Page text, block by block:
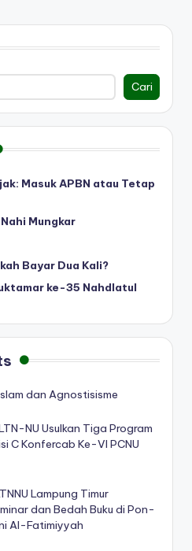
Cari
Masuk APBN atau Tetap
Mungkar
Bayar Dua Kali?
ke-35 Nahdlatul
dan Agnostisisme
NU Usulkan Tiga Program
C Konfercab Ke-VI PCNU
Lampung Timur
dan Bedah Buku di Pon-
Al-Fatimiyyah